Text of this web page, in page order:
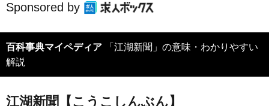
Sponsored by
百科事典マイペディア 「江湖新聞」の意味・わかりやすい
解説
江湖新聞【こうこしんぶん】